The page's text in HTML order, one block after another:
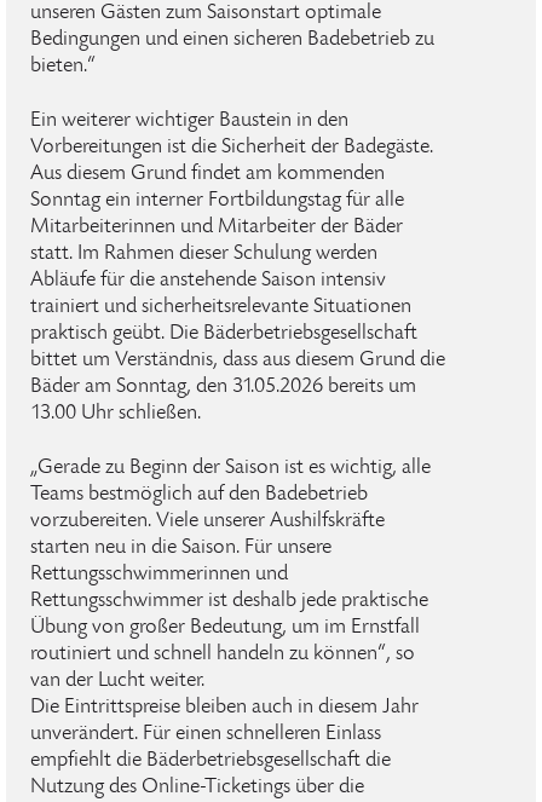
unseren Gästen zum Saisonstart optimale
Bedingungen und einen sicheren Badebetrieb zu
bieten.“
Ein weiterer wichtiger Baustein in den
Vorbereitungen ist die Sicherheit der Badegäste.
Aus diesem Grund findet am kommenden
Sonntag ein interner Fortbildungstag für alle
Mitarbeiterinnen und Mitarbeiter der Bäder
statt. Im Rahmen dieser Schulung werden
Abläufe für die anstehende Saison intensiv
trainiert und sicherheitsrelevante Situationen
praktisch geübt. Die Bäderbetriebsgesellschaft
bittet um Verständnis, dass aus diesem Grund die
Bäder am Sonntag, den 31.05.2026 bereits um
13.00 Uhr schließen.
„Gerade zu Beginn der Saison ist es wichtig, alle
Teams bestmöglich auf den Badebetrieb
vorzubereiten. Viele unserer Aushilfskräfte
starten neu in die Saison. Für unsere
Rettungsschwimmerinnen und
Rettungsschwimmer ist deshalb jede praktische
Übung von großer Bedeutung, um im Ernstfall
routiniert und schnell handeln zu können“, so
van der Lucht weiter.
Die Eintrittspreise bleiben auch in diesem Jahr
unverändert. Für einen schnelleren Einlass
empfiehlt die Bäderbetriebsgesellschaft die
Nutzung des Online-Ticketings über die